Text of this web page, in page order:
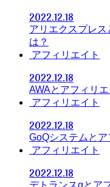
2022.12.18
アリエクスプレ
は？
アフィリエイト
2022.12.18
AWAとアフィリ
アフィリエイト
2022.12.18
GoQシステムと
アフィリエイト
2022.12.18
デトランスαとア